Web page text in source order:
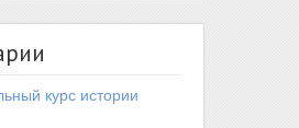
курс истории